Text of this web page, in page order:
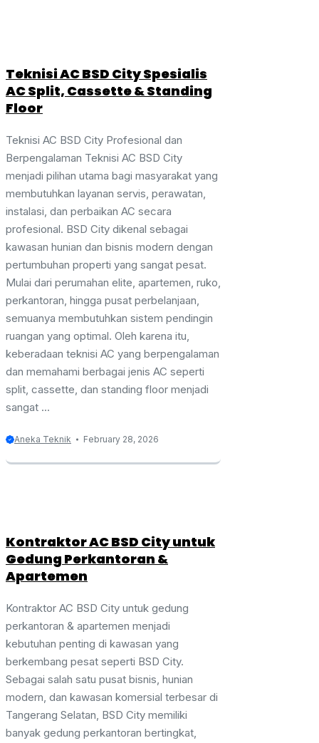
Teknisi AC BSD City Spesialis
AC Split, Cassette & Standing
Floor
Teknisi AC BSD City Profesional dan
Berpengalaman Teknisi AC BSD City
menjadi pilihan utama bagi masyarakat yang
membutuhkan layanan servis, perawatan,
instalasi, dan perbaikan AC secara
profesional. BSD City dikenal sebagai
kawasan hunian dan bisnis modern dengan
pertumbuhan properti yang sangat pesat.
Mulai dari perumahan elite, apartemen, ruko,
perkantoran, hingga pusat perbelanjaan,
semuanya membutuhkan sistem pendingin
ruangan yang optimal. Oleh karena itu,
keberadaan teknisi AC yang berpengalaman
dan memahami berbagai jenis AC seperti
split, cassette, dan standing floor menjadi
sangat ...
Aneka Teknik February 28, 2026
Kontraktor AC BSD City untuk
Gedung Perkantoran &
Apartemen
Kontraktor AC BSD City untuk gedung
perkantoran & apartemen menjadi
kebutuhan penting di kawasan yang
berkembang pesat seperti BSD City.
Sebagai salah satu pusat bisnis, hunian
modern, dan kawasan komersial terbesar di
Tangerang Selatan, BSD City memiliki
banyak gedung perkantoran bertingkat,